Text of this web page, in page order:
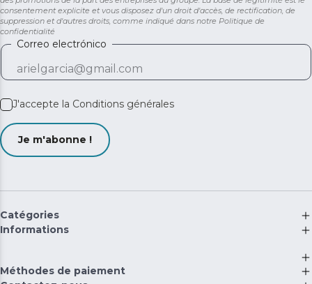
consentement explicite et vous disposez d'un droit d'accès, de rectification, de
suppression et d'autres droits, comme indiqué dans notre Politique de
confidentialité
Correo electrónico
J'accepte la Conditions générales
Je m'abonne !
Catégories
Informations
Méthodes de paiement